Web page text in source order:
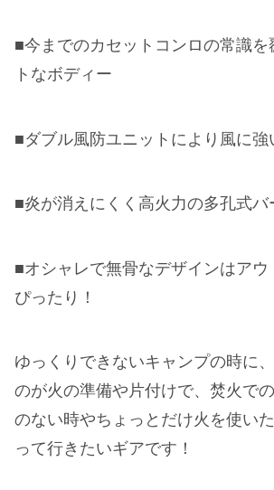
■今までのカセットコンロの常識を
トなボディー
■ダブル風防ユニットにより風に強
■炎が消えにくく高火力の多孔式バ
■オシャレで無骨なデザインはアウ
ぴったり！
ゆっくりできないキャンプの時に
のが火の準備や片付けで、焚火で
のない時やちょっとだけ火を使い
って行きたいギアです！